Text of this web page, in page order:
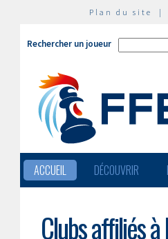
Plan du site |
Rechercher un joueur
ACCUEIL DÉCOUVRIR
Clubs affiliés